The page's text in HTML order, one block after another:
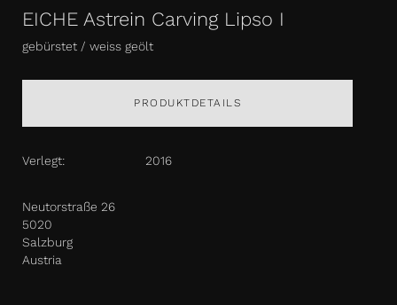
EICHE Astrein Carving Lipso I
gebürstet / weiss geölt
PRODUKTDETAILS
Verlegt: 2016
Neutorstraße 26
5020
Salzburg
Austria